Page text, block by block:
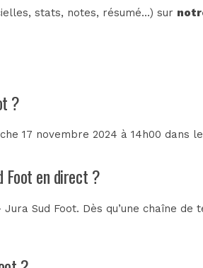
stats, notes, résumé...) sur
?
17 novembre 2024 à 14h00 dans
Foot en direct ?
Sud Foot. Dès qu’une chaîne